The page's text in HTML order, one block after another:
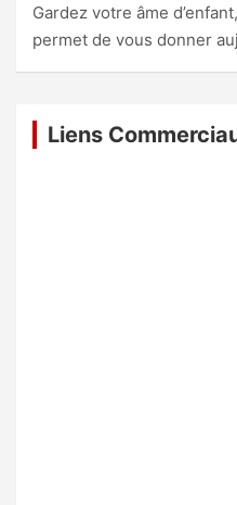
Gardez votre âme
permet de vous donner
Liens